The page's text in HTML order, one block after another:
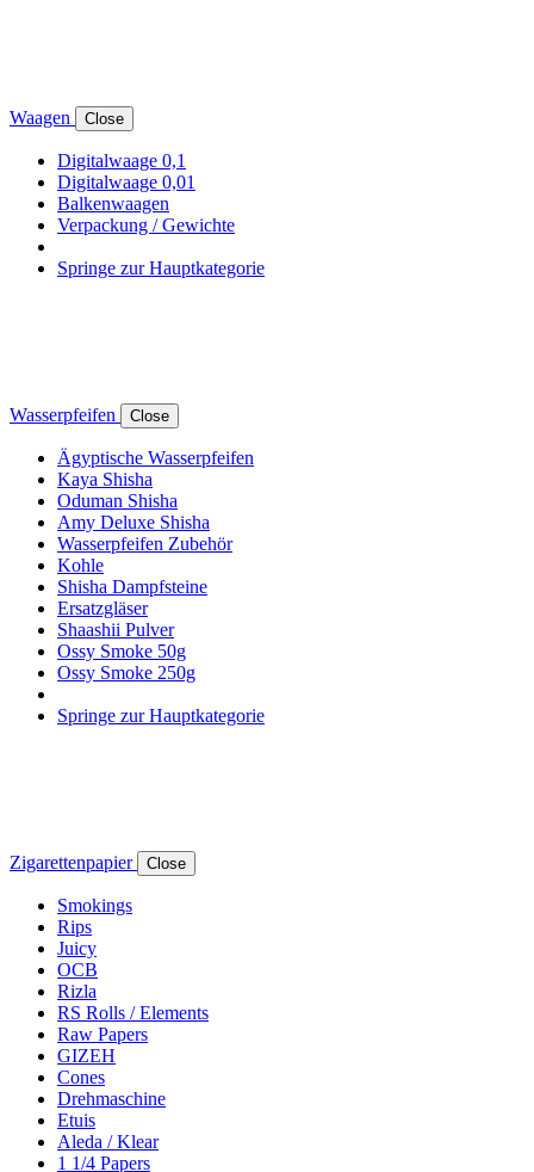
Waagen Close
Digitalwaage 0,1
Digitalwaage 0,01
Balkenwaagen
Verpackung / Gewichte
Springe zur Hauptkategorie
Wasserpfeifen Close
Ägyptische Wasserpfeifen
Kaya Shisha
Oduman Shisha
Amy Deluxe Shisha
Wasserpfeifen Zubehör
Kohle
Shisha Dampfsteine
Ersatzgläser
Shaashii Pulver
Ossy Smoke 50g
Ossy Smoke 250g
Springe zur Hauptkategorie
Zigarettenpapier Close
Smokings
Rips
Juicy
OCB
Rizla
RS Rolls / Elements
Raw Papers
GIZEH
Cones
Drehmaschine
Etuis
Aleda / Klear
1 1/4 Papers